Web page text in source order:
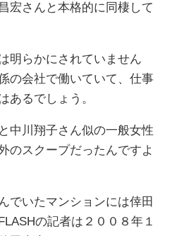
宏さんと本格的に同棲して
明らかにされていません
の会社で働いていて、仕事
あるでしょう。
中川翔子さん似の一般女性
のスクープだったんですよ
でいたマンションには倖田
の記者は２００８年１